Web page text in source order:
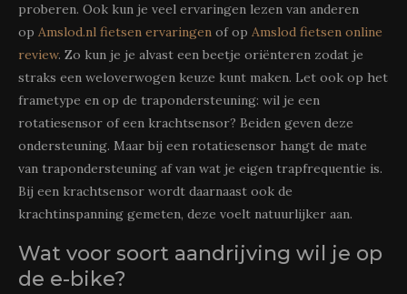
proberen. Ook kun je veel ervaringen lezen van anderen
op Amslod.nl fietsen ervaringen of op Amslod fietsen online
review. Zo kun je je alvast een beetje oriënteren zodat je
straks een weloverwogen keuze kunt maken. Let ook op het
frametype en op de trapondersteuning: wil je een
rotatiesensor of een krachtsensor? Beiden geven deze
ondersteuning. Maar bij een rotatiesensor hangt de mate
van trapondersteuning af van wat je eigen trapfrequentie is.
Bij een krachtsensor wordt daarnaast ook de
krachtinspanning gemeten, deze voelt natuurlijker aan.
Wat voor soort aandrijving wil je op
de e-bike?